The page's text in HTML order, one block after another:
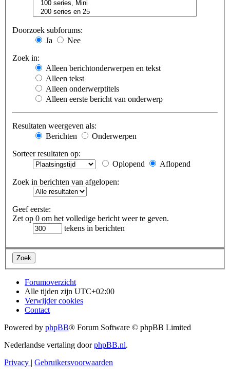
Doorzoek subforums:
Ja
Nee
Zoek in:
Alleen berichtonderwerpen en tekst
Alleen tekst
Alleen onderwerptitels
Alleen eerste bericht van onderwerp
Resultaten weergeven als:
Berichten
Onderwerpen
Sorteer resultaten op:
Oplopend
Aflopend
Zoek in berichten van afgelopen:
Geef eerste:
Zet op 0 om het volledige bericht weer te geven.
tekens in berichten
Forumoverzicht
Alle tijden zijn UTC+02:00
Verwijder cookies
Contact
Powered by phpBB® Forum Software © phpBB Limited
Nederlandse vertaling doorphpBB.nl.
Privacy | Gebruikersvoorwaarden